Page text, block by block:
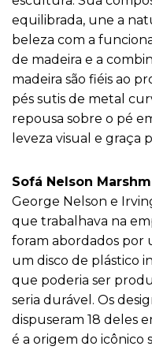
equilibrada, une a
beleza com a
de madeira e a
madeira são fiéis ao
pés sutis de metal
repousa sobre o pé
leveza visual e graça
Sofá Nelson
George Nelson e
que trabalhava na
foram abordados por
um disco de plástico
que poderia ser
seria durável. Os
dispuseram 18 deles
é a origem do icônico